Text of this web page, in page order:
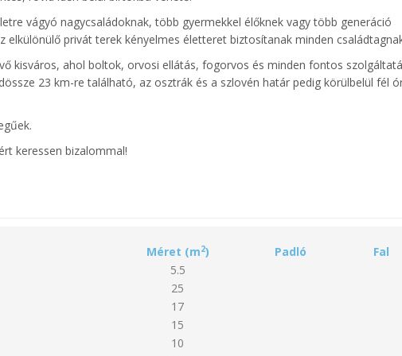
vágyó nagycsaládoknak, több gyermekkel élőknek vagy több generáció
elkülönülő privát terek kényelmes életteret biztosítanak minden
kisváros, ahol boltok, orvosi ellátás, fogorvos és minden fontos
23 km-re található, az osztrák és a szlovén határ pedig körülbelül fél
keressen bizalommal!
Méret (m2) Padló
Fal
5.5
25
17
15
10